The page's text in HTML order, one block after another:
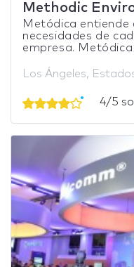
Methodic
Metódica entiende
necesidades de
empresa. Metódica
Los Ángeles,
4/5